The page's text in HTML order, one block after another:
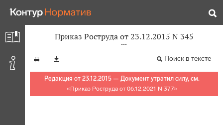
Приказ Роструда от 23.12.2015 N 345
Поиск в тексте
Редакция от 23.12.2015 — Документ утратил силу, см.
«Приказ Роструда от 06.12.2021 N 377»